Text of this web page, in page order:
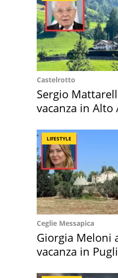
Castelrotto
Sergio
vacanza in Alto
LIFESTYLE
Ceglie Messapica
Giorgia Meloni
vacanza in